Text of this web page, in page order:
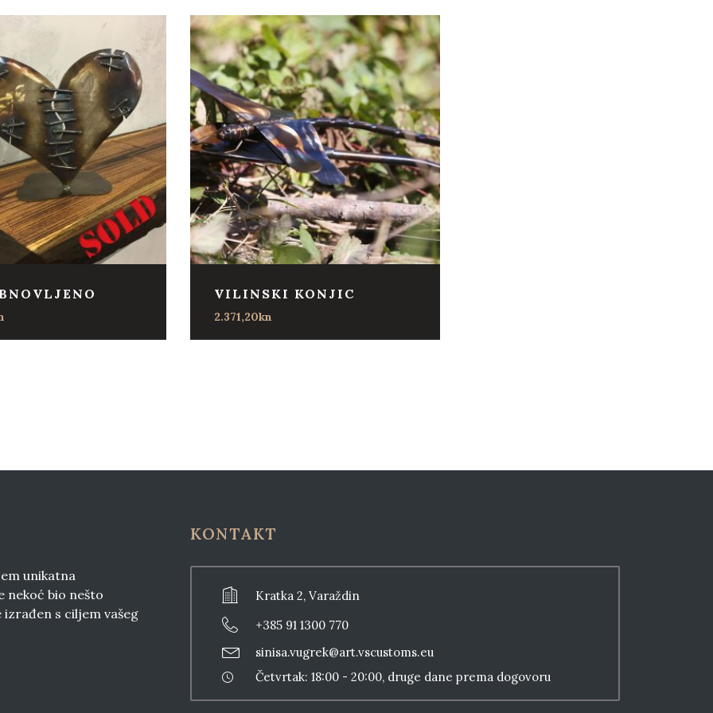
VILINSKI KONJIC
2.371,20kn
unikatna
nekoć bio nešto
s ciljem vašeg
KONTAKT
Kratka 2, Varaždin
+385 91 1300 770
sinisa.vugrek@art.vscustoms.eu
Četvrtak: 18:00 - 20:00, druge dane prema dogovoru